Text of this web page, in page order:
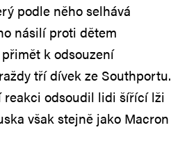
podle něho selhává
násilí proti dětem
k odsouzení
tří dívek ze Southportu.
reakci odsoudil lidi šířící lži
však stejně jako Macron